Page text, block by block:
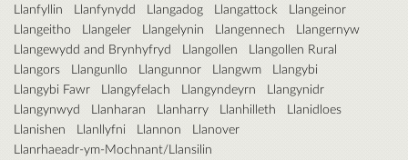
Llanfyllin
Llanfynydd Llangadog Llangattock
Llangeinor
Llangeitho
Llangeler Llangelynin Llangennech
Llangernyw
Llangewydd and Brynhyfryd
Llangollen
Llangollen Rural
Llangors
Llangunllo Llangunnor Llangwm
Llangybi
Llangybi Fawr
Llangyfelach Llangyndeyrn
Llangynidr
Llangynwyd
Llanharan Llanharry Llanhilleth
Llanidloes
Llanishen
Llanllyfni Llannon
Llanover
Llanrhaeadr-ym-Mochnant/Llansilin